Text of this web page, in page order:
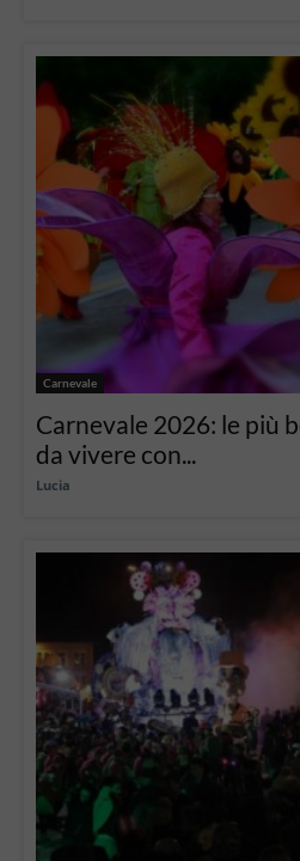
Carnevale
Carnevale 2026: le più
da vivere con...
Lucia